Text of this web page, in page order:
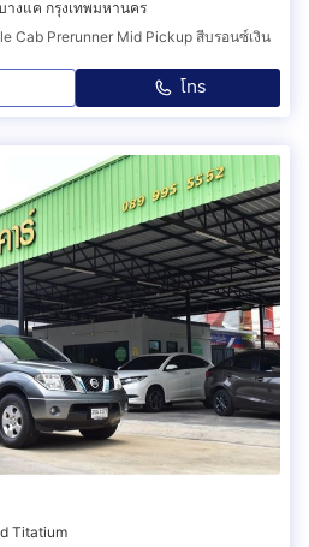
างแค กรุงเทพมหานคร
Cab Prerunner Mid Pickup สีบรอนซ์เงิน
โทร
Titatium